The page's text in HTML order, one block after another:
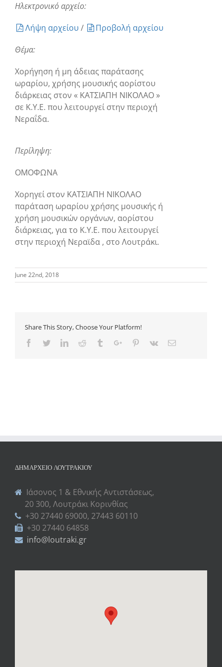
Ηλεκτρονικό αρχείο:
Λήψη αρχείου /
Προβολή αρχείου
Θέμα:
Χορήγηση ή μη άδειας παράτασης
ωραρίου, χρήσης μουσικής αορίστου
διάρκειας στον « ΚΑΤΣΙΑΠΗ ΝΙΚΟΛΑΟ »
σε Κ.Υ.Ε. που λειτουργεί στην περιοχή
Νεραΐδα.
Περίληψη:
ΟΜΟΦΩΝΑ
Χορηγεί στον ΚΑΤΣΙΑΠΗ ΝΙΚΟΛΑΟ
παράταση ωραρίου χρήσης μουσικής ή
χρήση μουσικών οργάνων, αορίστου
διάρκειας, για το Κ.Υ.Ε. που λειτουργεί
στην περιοχή Νεραϊδα , στο Λουτράκι.
June 22nd, 2018
Share This Story, Choose Your Platform!
Facebook
TwitterLinkedinReddit TumblrGoogle+Pinterest
Vk Email
ΔΗΜΑΡΧΕΊΟ ΛΟΥΤΡΑΚΊΟΥ
Ιάσονος 1 & Εθνικής Αντιστάσεως,
20 300, Λουτράκι Κορινθίας
+30 27440 69000, 27443 60110
+30 27440 64858
info@loutraki.gr